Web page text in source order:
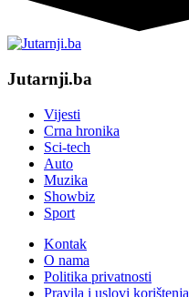
Jutarnji.ba
Vijesti
Crna hronika
Sci-tech
Auto
Muzika
Showbiz
Sport
Kontak
O nama
Politika privatnosti
Pravila i uslovi korištenja